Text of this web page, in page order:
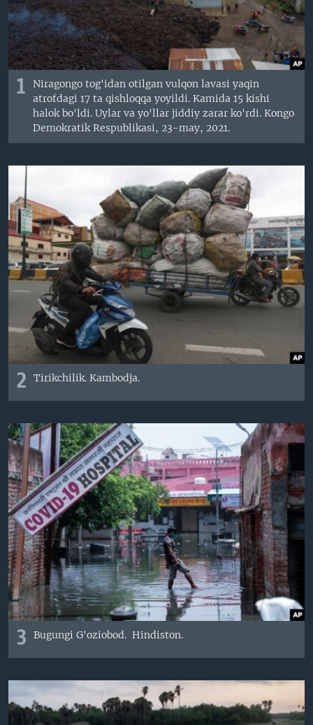
TWITTER
SOUNDCLOUD
VOA
1
Niragongo tog'idan otilgan vulqon lavasi yaqin
atrofdagi 17 ta qishloqqa yoyildi. Kamida 15 kishi
halok bo'ldi. Uylar va yo'llar jiddiy zarar ko'rdi. Kongo
Demokratik Respublikasi, 23-may, 2021.
2 Tirikchilik. Kambodja.
3 Bugungi G'oziobod. Hindiston.